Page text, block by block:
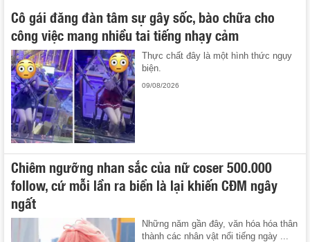
Cô gái đăng đàn tâm sự gây sốc, bào chữa cho
công việc mang nhiều tai tiếng nhạy cảm
Thực chất đây là một hình thức ngụy
biện.
09/08/2026
Chiêm ngưỡng nhan sắc của nữ coser 500.000
follow, cứ mỗi lần ra biển là lại khiến CĐM ngây
ngất
Những năm gần đây, văn hóa hóa thân
thành các nhân vật nổi tiếng ngày ...